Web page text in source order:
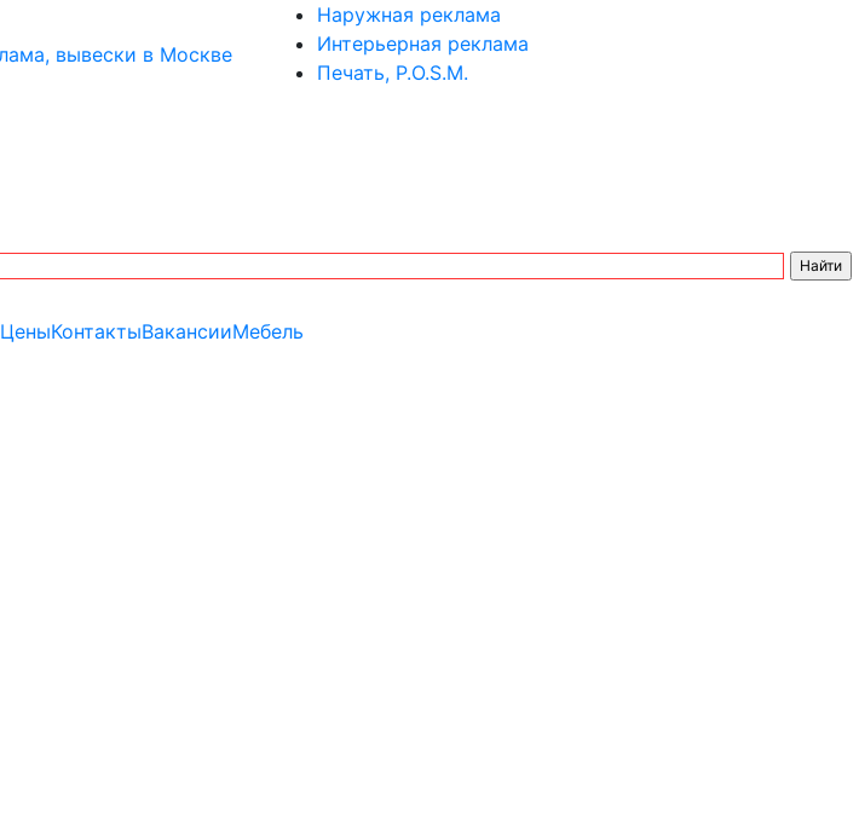
Наружная реклама
Интерьерная реклама
Печать, P.O.S.M.
ЦеныКонтактыВакансииМебель